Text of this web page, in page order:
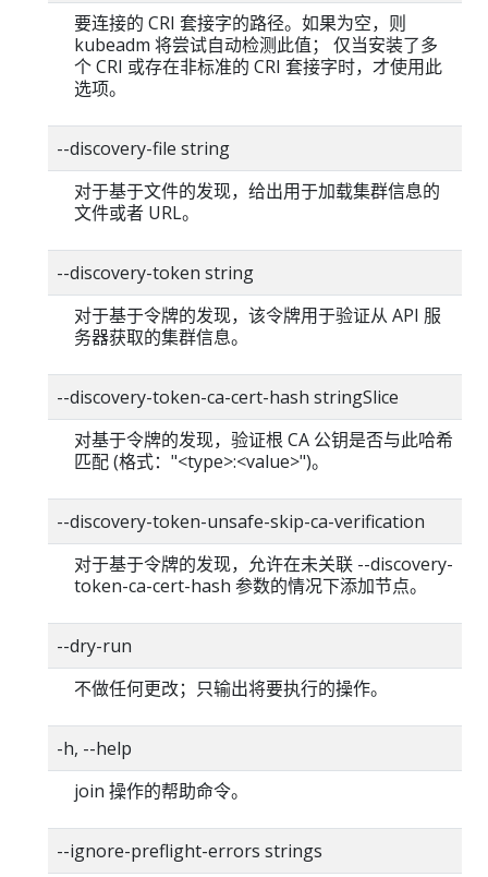
要连接的 CRI 套接字的路径。如果为空，则
kubeadm 将尝试自动检测此值； 仅当安装了多
个 CRI 或存在非标准的 CRI 套接字时，才使用此
选项。
--discovery-file string
对于基于文件的发现，给出用于加载集群信息的
文件或者 URL。
--discovery-token string
对于基于令牌的发现，该令牌用于验证从 API 服
务器获取的集群信息。
--discovery-token-ca-cert-hash stringSlice
对基于令牌的发现，验证根 CA 公钥是否与此哈希
匹配 (格式："<type>:<value>")。
--discovery-token-unsafe-skip-ca-verification
对于基于令牌的发现，允许在未关联 --discovery-
token-ca-cert-hash 参数的情况下添加节点。
--dry-run
不做任何更改；只输出将要执行的操作。
-h, --help
join 操作的帮助命令。
--ignore-preflight-errors strings